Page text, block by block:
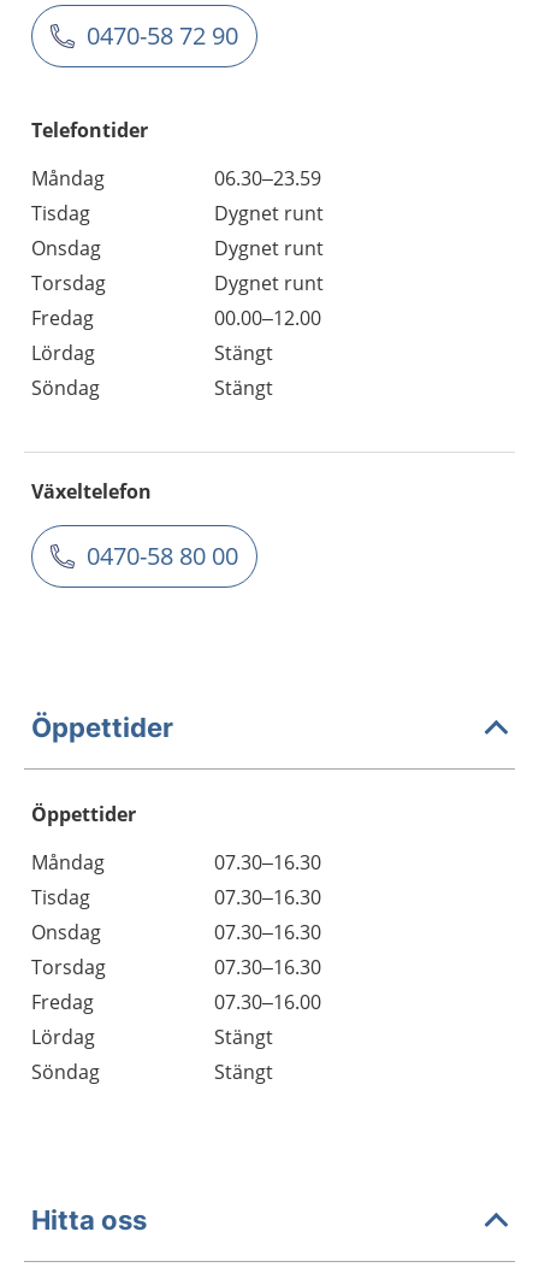
0470-58 72 90
Telefontider
Måndag
06.30–23.59
Tisdag
Dygnet runt
Onsdag
Dygnet runt
Torsdag
Dygnet runt
Fredag
00.00–12.00
Lördag
Stängt
Söndag
Stängt
Växeltelefon
0470-58 80 00
Öppettider
Öppettider
Dag
Öppettider
Kommentarer
Måndag
07.30–16.30
Tisdag
07.30–16.30
Onsdag
07.30–16.30
Torsdag
07.30–16.30
Fredag
07.30–16.00
Lördag
Stängt
Söndag
Stängt
Hitta oss